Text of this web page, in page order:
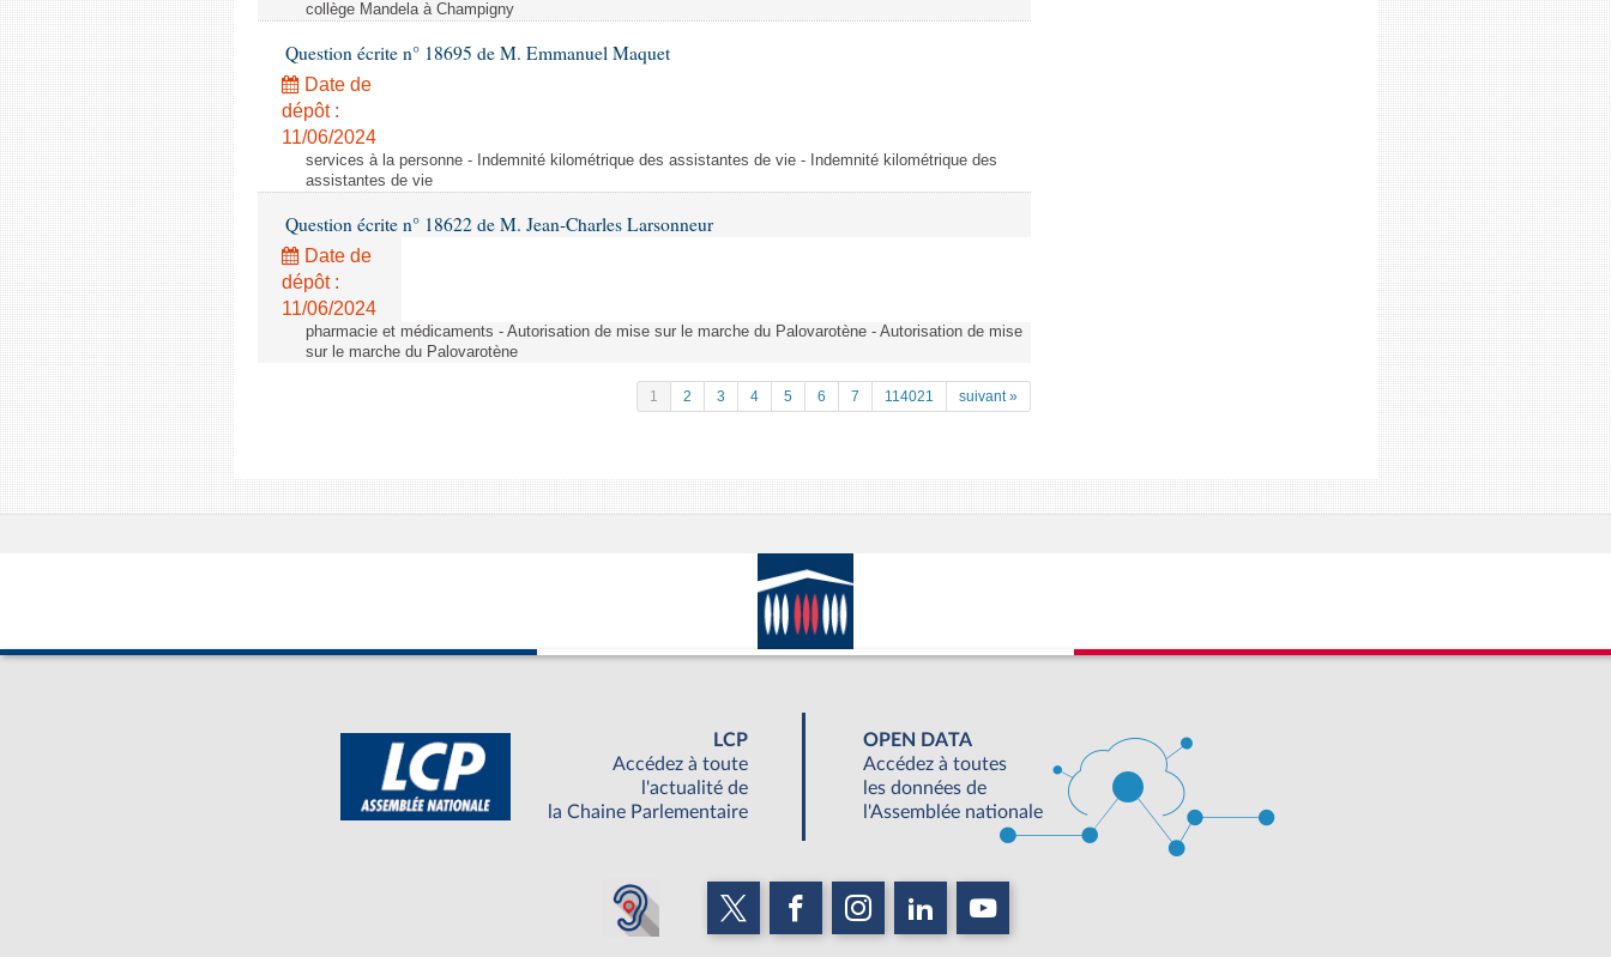
collège Mandela à Champigny
Question écrite n° 18695 de M. Emmanuel Maquet
Date de
dépôt :
11/06/2024
services à la personne - Indemnité kilométrique des assistantes de vie - Indemnité kilométrique des
assistantes de vie
Question écrite n° 18622 de M. Jean-Charles Larsonneur
Date de
dépôt :
11/06/2024
pharmacie et médicaments - Autorisation de mise sur le marche du Palovarotène - Autorisation de mise
sur le marche du Palovarotène
1 2 3 4 5 6 7 114021 suivant »
LCP
Accédez à toute
l'actualité de
la Chaine Parlementaire
OPEN DATA
Accédez à toutes
les données de
l'Assemblée nationale